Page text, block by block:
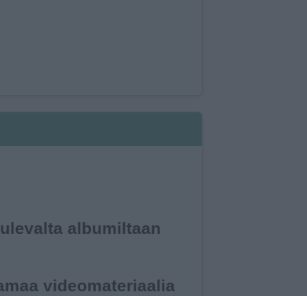
albumiltaan
videomateriaalia